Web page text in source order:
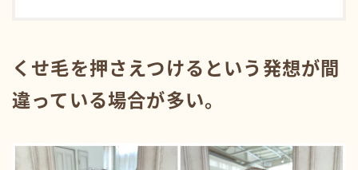
くせ毛を押さえつけるという発想が間
違っている場合が多い。